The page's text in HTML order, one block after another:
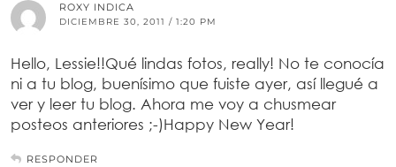
ROXY INDICA
DICIEMBRE 30, 2011 / 1:20 PM
Hello, Lessie!!Qué lindas fotos, really! No te conocía
ni a tu blog, buenísimo que fuiste ayer, así llegué a
ver y leer tu blog. Ahora me voy a chusmear
posteos anteriores ;-)Happy New Year!
RESPONDER